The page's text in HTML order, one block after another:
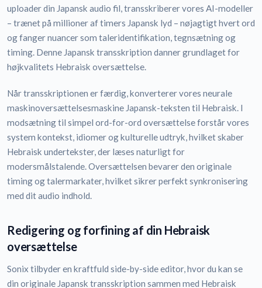
uploader din Japansk audio fil, transskriberer vores AI-modeller
– trænet på millioner af timers Japansk lyd – nøjagtigt hvert ord
og fanger nuancer som taleridentifikation, tegnsætning og
timing. Denne Japansk transskription danner grundlaget for
højkvalitets Hebraisk oversættelse.
Når transskriptionen er færdig, konverterer vores neurale
maskinoversættelsesmaskine Japansk-teksten til Hebraisk. I
modsætning til simpel ord-for-ord oversættelse forstår vores
system kontekst, idiomer og kulturelle udtryk, hvilket skaber
Hebraisk undertekster, der læses naturligt for
modersmålstalende. Oversættelsen bevarer den originale
timing og talermarkater, hvilket sikrer perfekt synkronisering
med dit audio indhold.
Redigering og forfining af din Hebraisk
oversættelse
Sonix tilbyder en kraftfuld side-by-side editor, hvor du kan se
din originale Japansk transskription sammen med Hebraisk